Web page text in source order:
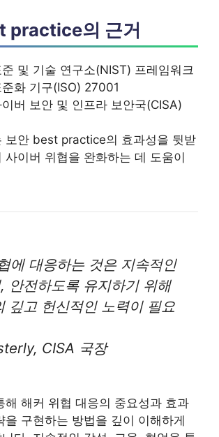
practice의 근거
및 기술 연구소(NIST) 프레임워크
화 기구(ISO) 27001
버 보안 및 인프라 보안국(CISA)
보안 best practice의 효과성을 뒷받
사이버 위협을 완화하는 데 도움이
에 대응하는 것은 지속적인
안전하도록 유지하기 위해
깊고 헌신적인 노력이 필요
CISA 국장
해 해커 위협 대응의 중요성과 효과
을 구현하는 방법을 깊이 이해하게